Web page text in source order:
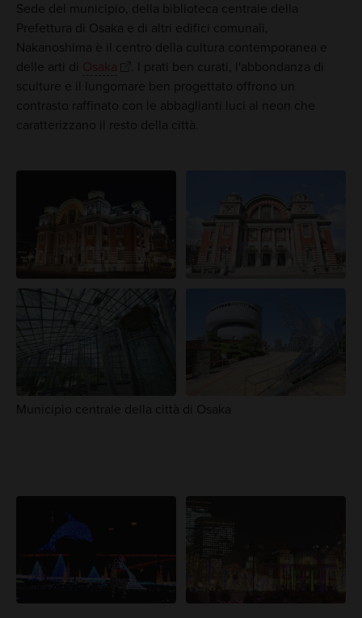
Sede del municipio, della biblioteca centrale della
Prefettura di Osaka e di altri edifici comunali,
Nakanoshima è il centro della cultura contemporanea e
delle arti di Osaka
. I prati ben curati, l'abbondanza di
sculture e il lungomare ben progettato offrono un
contrasto raffinato con le abbaglianti luci al neon che
caratterizzano il resto della città.
Municipio centrale della città di Osaka